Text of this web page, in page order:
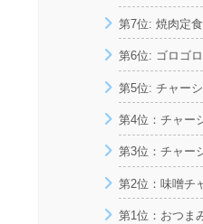
第7位: 焼肉定食
第6位: ゴロゴ
第5位: チャー
第4位：チャー
第3位：チャー
第2位：味噌チ
第1位：おつま